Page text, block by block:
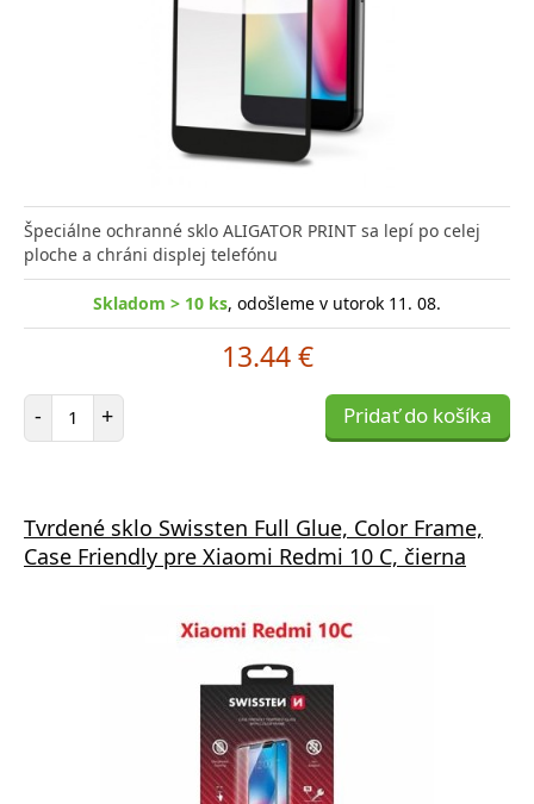
Špeciálne ochranné sklo ALIGATOR PRINT sa lepí po celej
ploche a chráni displej telefónu
Skladom > 10 ks, odošleme v utorok 11. 08.
13.44 €
- Počet položiek
+ Pridať do košíka
Tvrdené sklo Swissten Full Glue, Color Frame,
Case Friendly pre Xiaomi Redmi 10 C, čierna